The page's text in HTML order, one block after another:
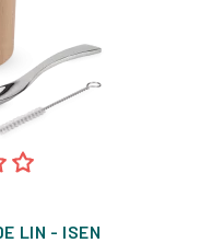
LIN - ISEN